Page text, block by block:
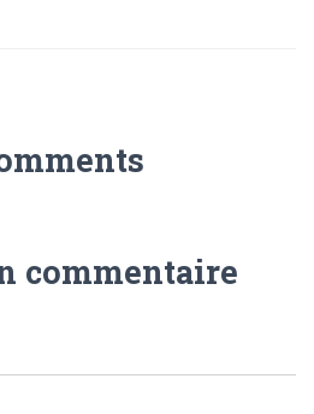
commentaire